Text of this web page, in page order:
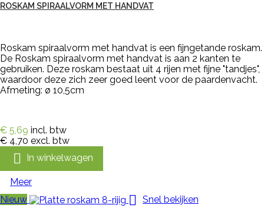
ROSKAM SPIRAALVORM MET HANDVAT
Roskam spiraalvorm met handvat is een fijngetande roskam.
De Roskam spiraalvorm met handvat is aan 2 kanten te
gebruiken. Deze roskam bestaat uit 4 rijen met fijne "tandjes",
waardoor deze zich zeer goed leent voor de paardenvacht.
Afmeting: ø 10,5cm
€ 5,69 incl. btw
€ 4,70 excl. btw
 In winkelwagen
Meer
Nieuw
 Snel bekijken